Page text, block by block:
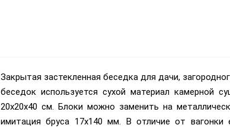
Закрытая застекленная беседка для дачи,
беседок используется сухой материал камерной
20х20х40 см. Блоки можно заменить на
имитация бруса 17х140 мм. В отличие от